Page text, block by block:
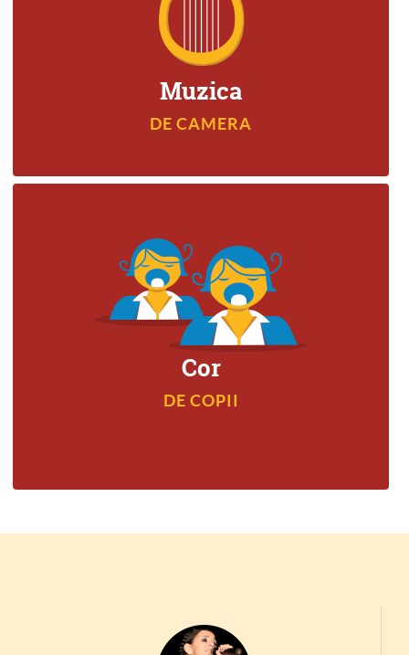
Muzica
DE CAMERA
DE CAMERA
Cor
DE COPII
DE COPII